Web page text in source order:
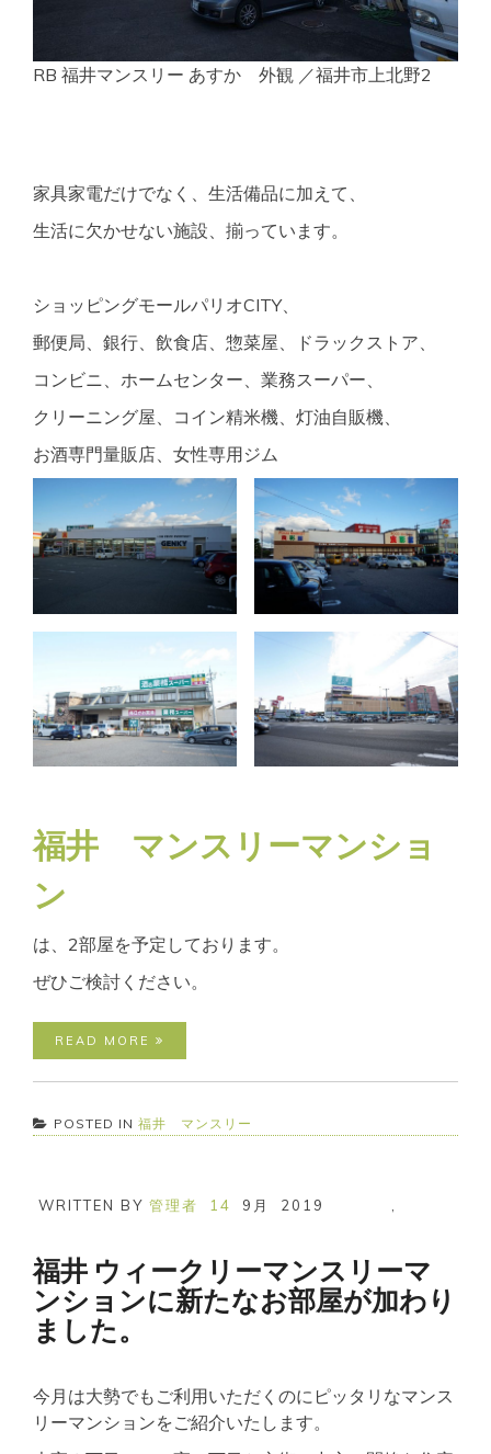
RB 福井マンスリー あすか 外観 ／福井市上北野2
家具家電だけでなく、生活備品に加えて、
生活に欠かせない施設、揃っています。
ショッピングモールパリオCITY、
郵便局、銀行、飲食店、惣菜屋、ドラックストア、
コンビニ、ホームセンター、業務スーパー、
クリーニング屋、コイン精米機、灯油自販機、
お酒専門量販店、女性専用ジム
福井 マンスリーマンショ
ン
は、2部屋を予定しております。
ぜひご検討ください。
READ MORE
POSTED IN 福井 マンスリー
WRITTEN BY 管理者 14 9月 ,
2019
福井 ウィークリーマンスリーマ
ンションに新たなお部屋が加わり
ました。
今月は大勢でもご利用いただくのにピッタリなマンス
リーマンションをご紹介いたします。